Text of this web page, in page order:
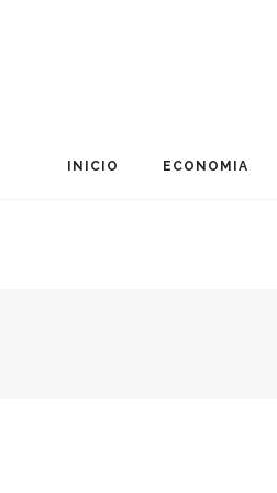
INICIO ECONOMIA